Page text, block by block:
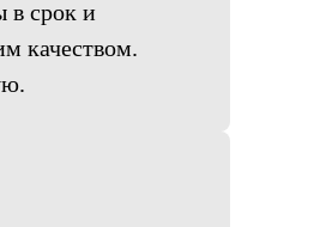
в срок и
качеством.